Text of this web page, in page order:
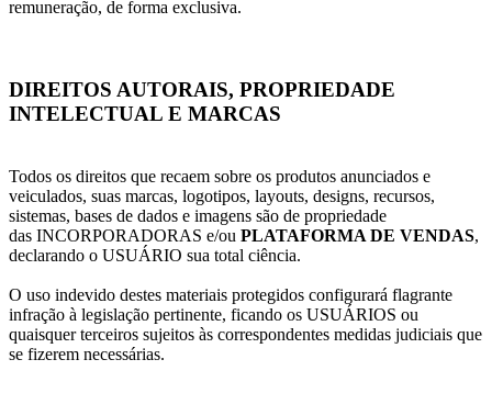
remuneração, de forma exclusiva.
DIREITOS AUTORAIS, PROPRIEDADE
INTELECTUAL E MARCAS
Todos os direitos que recaem sobre os produtos anunciados e
veiculados, suas marcas, logotipos, layouts, designs, recursos,
sistemas, bases de dados e imagens são de propriedade
das INCORPORADORAS e/ou PLATAFORMA DE VENDAS,
declarando o USUÁRIO sua total ciência.
O uso indevido destes materiais protegidos configurará flagrante
infração à legislação pertinente, ficando os USUÁRIOS ou
quaisquer terceiros sujeitos às correspondentes medidas judiciais que
se fizerem necessárias.